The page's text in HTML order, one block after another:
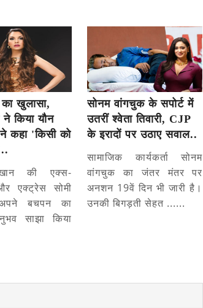
खुलासा,
ने किया यौन
कहा 'किसी को
की एक्स-
एक्ट्रेस सोमी
बचपन का
साझा किया
सोनम वांगचुक के सपोर्ट में
उतरीं श्वेता तिवारी, CJP
के इरादों पर उठाए सवाल..
सामाजिक कार्यकर्ता सोनम
वांगचुक का जंतर मंतर पर
अनशन 19वें दिन भी जारी है।
उनकी बिगड़ती सेहत ......